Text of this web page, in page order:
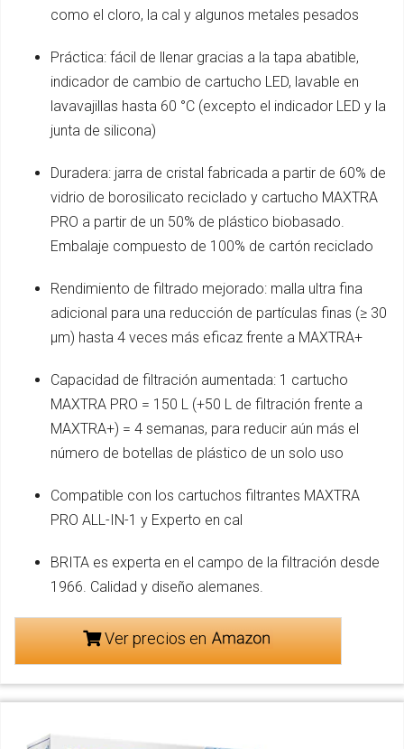
como el cloro, la cal y algunos metales pesados
Práctica: fácil de llenar gracias a la tapa abatible,
indicador de cambio de cartucho LED, lavable en
lavavajillas hasta 60 °C (excepto el indicador LED y la
junta de silicona)
Duradera: jarra de cristal fabricada a partir de 60% de
vidrio de borosilicato reciclado y cartucho MAXTRA
PRO a partir de un 50% de plástico biobasado.
Embalaje compuesto de 100% de cartón reciclado
Rendimiento de filtrado mejorado: malla ultra fina
adicional para una reducción de partículas finas (≥ 30
µm) hasta 4 veces más eficaz frente a MAXTRA+
Capacidad de filtración aumentada: 1 cartucho
MAXTRA PRO = 150 L (+50 L de filtración frente a
MAXTRA+) = 4 semanas, para reducir aún más el
número de botellas de plástico de un solo uso
Compatible con los cartuchos filtrantes MAXTRA
PRO ALL-IN-1 y Experto en cal
BRITA es experta en el campo de la filtración desde
1966. Calidad y diseño alemanes.
Ver precios en